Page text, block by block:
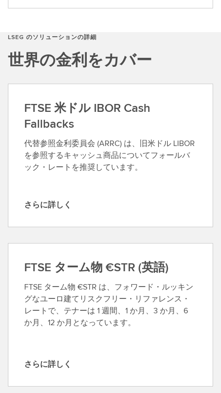
LSEG のソリューションの詳細
世界の金利をカバー
FTSE 米ドル IBOR Cash
Fallbacks
代替参照金利委員会 (ARRC) は、旧米ドル LIBOR
を参照するキャッシュ商品についてフォールバ
ック・レートを推奨しています。
さ
詳
く
さらに詳しく
FTSE ターム物 €STR (英語)
FTSE ターム物 €STR は、フォワード・ルッキン
グなユーロ建てリスクフリー・リファレンス・
レートで、テナーは 1 週間、1 か月、3 か月、6
か月、12 か月となっています。
さ
さらに詳しく